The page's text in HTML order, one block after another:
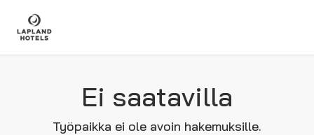
Ei saatavilla
Työpaikka ei ole avoin hakemuksille.